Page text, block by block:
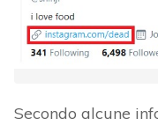
Secondo alcune